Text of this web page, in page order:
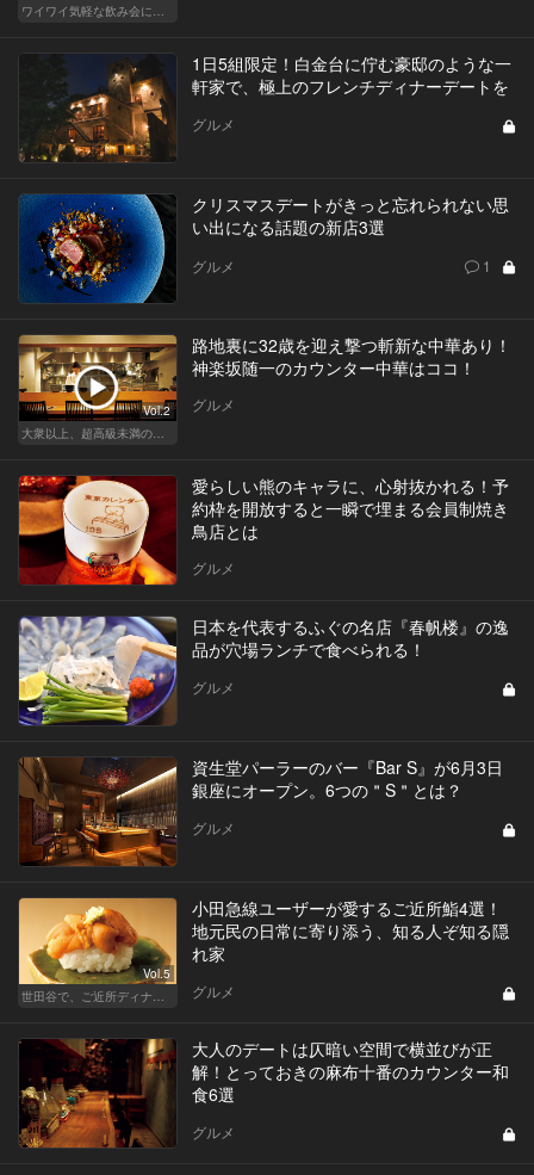
ワイワイ気軽な飲み会に！渋谷・恵比寿・目黒のおしゃれな人気店
1日5組限定！白金台に佇む豪邸のような一
軒家で、極上のフレンチディナーデートを
グルメ
クリスマスデートがきっと忘れられない思
い出になる話題の新店3選
グルメ 1
Vol.2
路地裏に32歳を迎え撃つ斬新な中華あり！
神楽坂随一のカウンター中華はココ！
グルメ
愛らしい熊のキャラに、心射抜かれる！予
約枠を開放すると一瞬で埋まる会員制焼き
鳥店とは
グルメ
日本を代表するふぐの名店『春帆楼』の逸
品が穴場ランチで食べられる！
グルメ
資生堂パーラーのバー『Bar S』が6月3日
銀座にオープン。6つの＂S＂とは？
グルメ
Vol.5
小田急線ユーザーが愛するご近所鮨4選！
地元民の日常に寄り添う、知る人ぞ知る隠
れ家
グルメ
大人のデートは仄暗い空間で横並びが正
解！とっておきの麻布十番のカウンター和
食6選
グルメ